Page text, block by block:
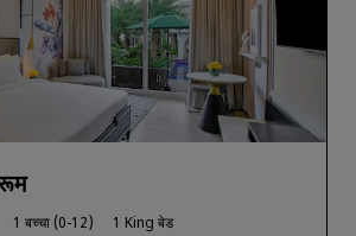
1 बच्चा (0-12) 1 King बेड